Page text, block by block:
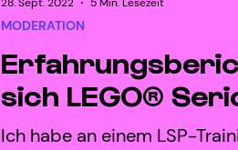
sich LEGO®
Ich habe an einem LSP-
MODERATION